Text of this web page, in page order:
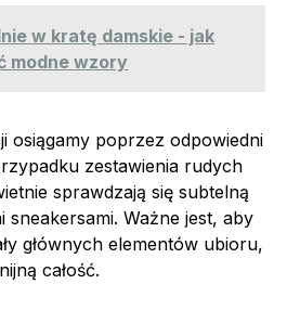
w kratę damskie - jak
modne wzory
osiągamy poprzez odpowiedni
zestawienia rudych
sprawdzają się subtelną
sneakersami. Ważne jest, aby
głównych elementów ubioru,
całość.